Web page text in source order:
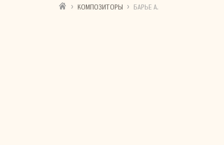
› КОМПОЗИТОРЫ › БАРЬЕ А.